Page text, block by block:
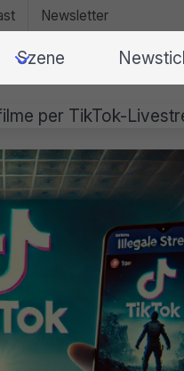
Newsletter
Szene
per TikTok-